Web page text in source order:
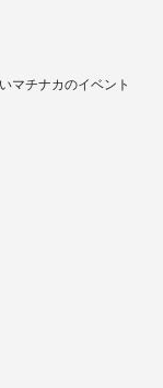
マチナカのイベント